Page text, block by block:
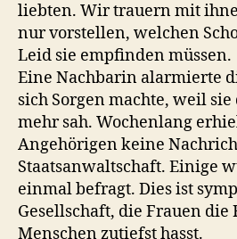
liebten. Wir trauern mit
nur vorstellen, welchen
Leid sie empfinden müssen.
Eine Nachbarin alarmierte
sich Sorgen machte, weil
mehr sah. Wochenlang
Angehörigen keine
Staatsanwaltschaft. Einige
einmal befragt. Dies ist
Gesellschaft, die Frauen die
Menschen zutiefst hasst.